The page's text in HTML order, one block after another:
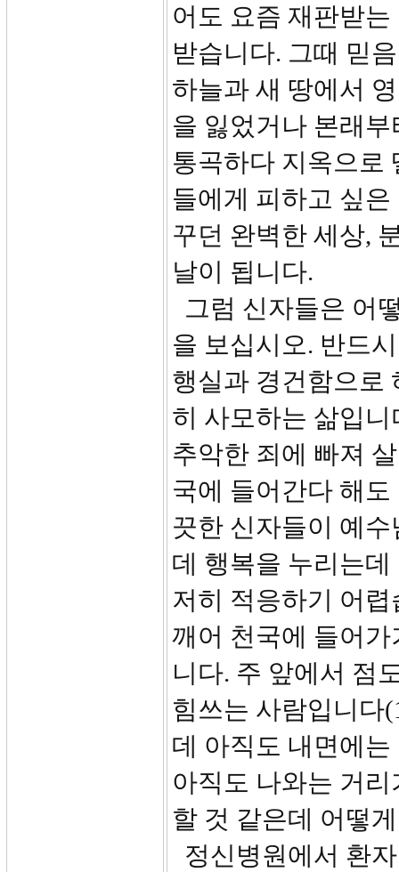
어도 요즘 재판받
받습니다. 그때 믿
하늘과 새 땅에서
을 잃었거나 본래
통곡하다 지옥으로
들에게 피하고 싶
꾸던 완벽한 세상,
날이 됩니다.
그럼 신자들은 어
을 보십시오. 반드
행실과 경건함으로
히 사모하는 삶입
추악한 죄에 빠져
국에 들어간다 해
끗한 신자들이 예
데 행복을 누리는
저히 적응하기 어
깨어 천국에 들어
니다. 주 앞에서 점
힘쓰는 사람입니다
데 아직도 내면에
아직도 나와는 거
할 것 같은데 어떻
정신병원에서 환